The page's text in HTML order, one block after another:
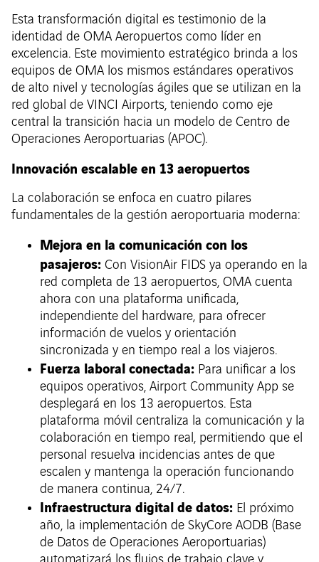
Esta transformación digital es testimonio de la
identidad de OMA Aeropuertos como líder en
excelencia. Este movimiento estratégico brinda a los
equipos de OMA los mismos estándares operativos
de alto nivel y tecnologías ágiles que se utilizan en la
red global de VINCI Airports, teniendo como eje
central la transición hacia un modelo de Centro de
Operaciones Aeroportuarias (APOC).
Innovación escalable en 13 aeropuertos
La colaboración se enfoca en cuatro pilares
fundamentales de la gestión aeroportuaria moderna:
Mejora en la comunicación con los
pasajeros: Con VisionAir FIDS ya operando en la
red completa de 13 aeropuertos, OMA cuenta
ahora con una plataforma unificada,
independiente del hardware, para ofrecer
información de vuelos y orientación
sincronizada y en tiempo real a los viajeros.
Fuerza laboral conectada: Para unificar a los
equipos operativos, Airport Community App se
desplegará en los 13 aeropuertos. Esta
plataforma móvil centraliza la comunicación y la
colaboración en tiempo real, permitiendo que el
personal resuelva incidencias antes de que
escalen y mantenga la operación funcionando
de manera continua, 24/7.
Infraestructura digital de datos: El próximo
año, la implementación de SkyCore AODB (Base
de Datos de Operaciones Aeroportuarias)